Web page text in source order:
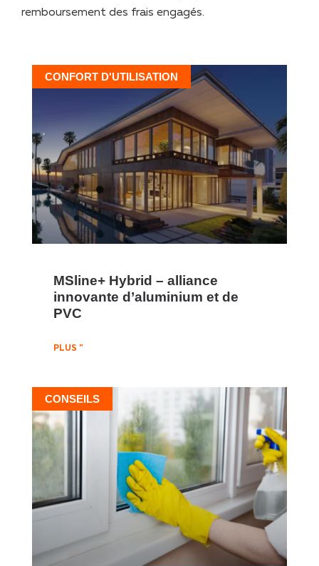
remboursement des frais engagés.
CONFORT D'UTILISATION
MSline+ Hybrid – alliance
innovante d’aluminium et de
PVC
PLUS "
CONSEILS